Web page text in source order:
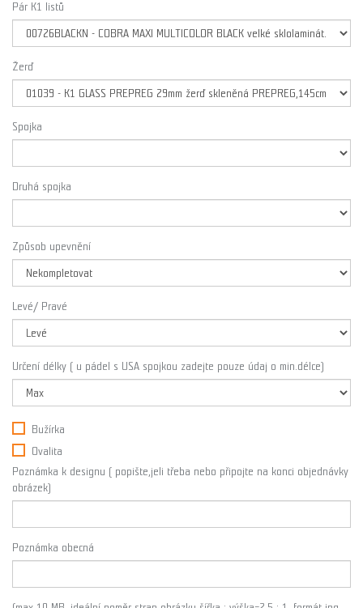
Pár K1 listů
Žerď
Spojka
Druhá spojka
Způsob upevnění
Levé/ Pravé
Určení délky ( u pádel s USA spojkou zadejte pouze údaj o min.délce)
Bužírka
Ovalita
Poznámka k designu ( popište,jeli třeba nebo připojte na konci objednávky
obrázek)
Poznámka obecná